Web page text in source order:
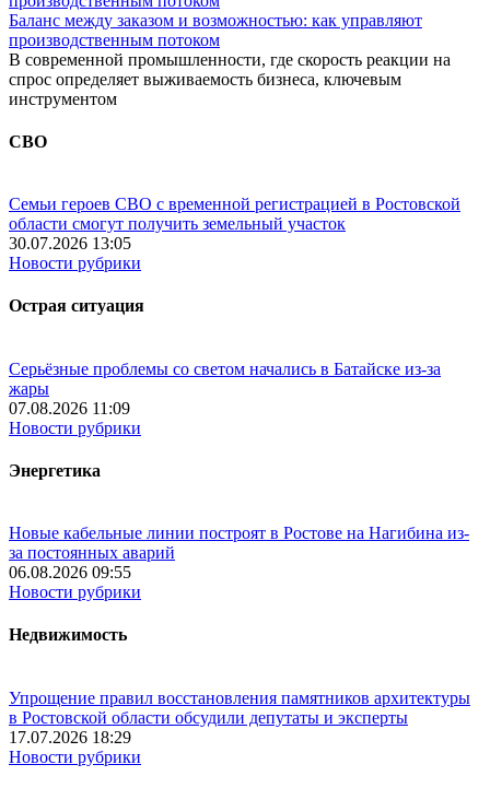
Баланс между заказом и возможностью: как управляют
производственным потоком
В современной промышленности, где скорость реакции на
спрос определяет выживаемость бизнеса, ключевым
инструментом
СВО
Семьи героев СВО с временной регистрацией в Ростовской
области смогут получить земельный участок
30.07.2026 13:05
Новости рубрики
Острая ситуация
Серьёзные проблемы со светом начались в Батайске из-за
жары
07.08.2026 11:09
Новости рубрики
Энергетика
Новые кабельные линии построят в Ростове на Нагибина из-
за постоянных аварий
06.08.2026 09:55
Новости рубрики
Недвижимость
Упрощение правил восстановления памятников архитектуры
в Ростовской области обсудили депутаты и эксперты
17.07.2026 18:29
Новости рубрики